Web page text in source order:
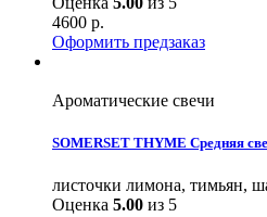
4600 р.
Оформить предзаказ
Ароматические свечи
SOMERSET THYME Средняя
листочки лимона, тимьян,
Оценка 5.00 из 5